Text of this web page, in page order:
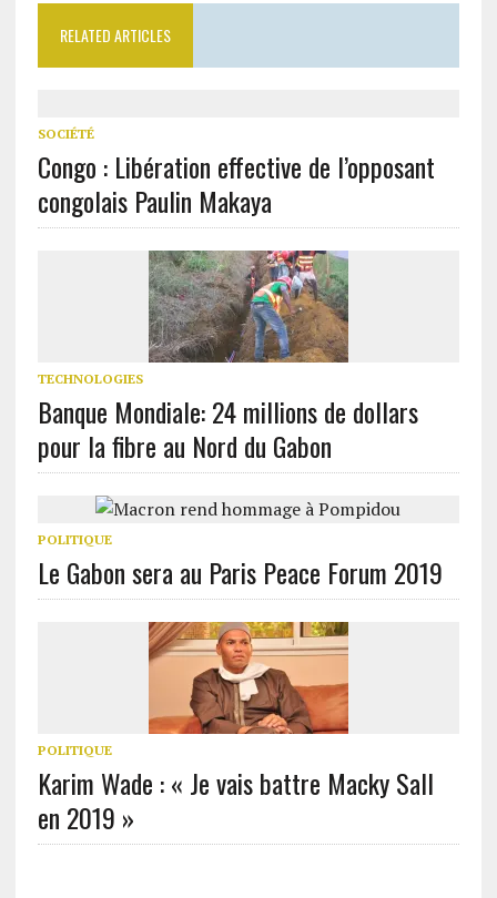
RELATED ARTICLES
SOCIÉTÉ
Congo : Libération effective de l’opposant
congolais Paulin Makaya
TECHNOLOGIES
Banque Mondiale: 24 millions de dollars
pour la fibre au Nord du Gabon
POLITIQUE
Le Gabon sera au Paris Peace Forum 2019
POLITIQUE
Karim Wade : « Je vais battre Macky Sall
en 2019 »